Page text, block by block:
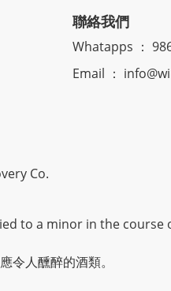
聯絡我們
Whatapps ：
Email ：
Co.
to a minor in the course
令人醺醉的酒類。